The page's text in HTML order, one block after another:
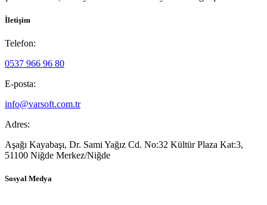
İletişim
Telefon:
0537 966 96 80
E-posta:
info@varsoft.com.tr
Adres:
Aşağı Kayabaşı, Dr. Sami Yağız Cd. No:32 Kültür Plaza Kat:3,
51100 Niğde Merkez/Niğde
Sosyal Medya